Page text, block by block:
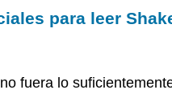
para leer
fuera lo